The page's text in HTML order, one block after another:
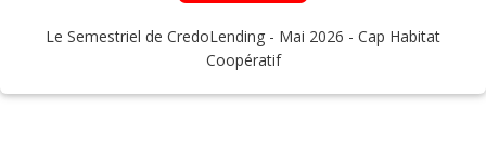
Le Semestriel de CredoLending - Mai 2026 - Cap Habitat
Coopératif